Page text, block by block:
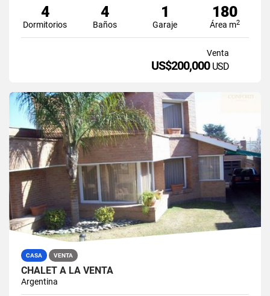
4
Dormitorios
4
Baños
1
Garaje
180
Área m2
Venta
US$200,000 USD
CASA VENTA
CHALET A LA VENTA
Argentina